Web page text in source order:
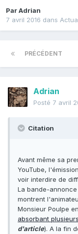
ParAdrian
7 avril 2016 dans
PRÉCÉDENT
Adrian
Posté 7 avril
Citation
Avant même sa
YouTube,
voir interdire de
La bande-
montrent
Monsieur Poulpe
absorbant
d'article). A la fin